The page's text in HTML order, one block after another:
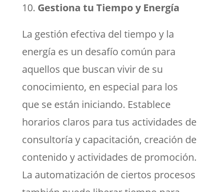
Gestiona tu Tiempo y Energía
La gestión efectiva del tiempo y la
energía es un desafío común para
aquellos que buscan vivir de su
conocimiento, en especial para los
que se están iniciando. Establece
horarios claros para tus actividades de
consultoría y capacitación, creación de
contenido y actividades de promoción.
La automatización de ciertos procesos